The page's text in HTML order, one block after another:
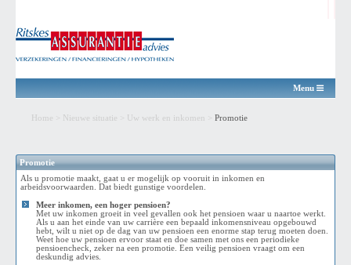
Menu
Home Nieuwe situatie Uw werk en inkomen Promotie
Promotie
Als u promotie maakt, gaat u er mogelijk op vooruit in inkomen en
arbeidsvoorwaarden. Dat biedt gunstige voordelen.
Meer inkomen, een hoger pensioen?
Met uw inkomen groeit in veel gevallen ook het pensioen waar u naartoe werkt.
Als u aan het einde van uw carrière een bepaald inkomensniveau opgebouwd
hebt, wilt u niet op de dag van uw pensioen een enorme stap terug moeten doen.
Weet hoe uw pensioen ervoor staat en doe samen met ons een periodieke
pensioencheck, zeker na een promotie. Een veilig pensioen vraagt om een
deskundig advies.